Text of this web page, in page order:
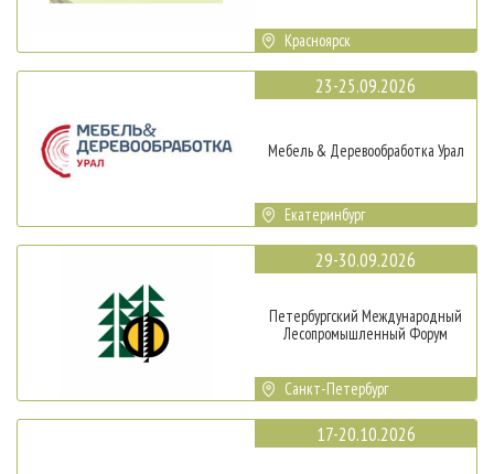
Красноярск
23-25.09.2026
Мебель & Деревообработка Урал
Екатеринбург
29-30.09.2026
Петербургский Международный
Лесопромышленный Форум
Санкт-Петербург
17-20.10.2026